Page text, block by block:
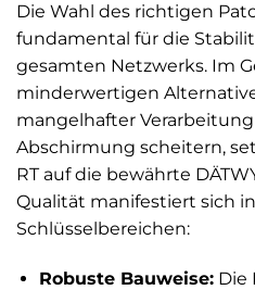
Die Wahl des richtigen
fundamental für die
gesamten Netzwerks. Im
minderwertigen
mangelhafter
Abschirmung scheitern,
RT auf die bewährte
Qualität manifestiert sich
Schlüsselbereichen:
Robuste Bauweise:Die